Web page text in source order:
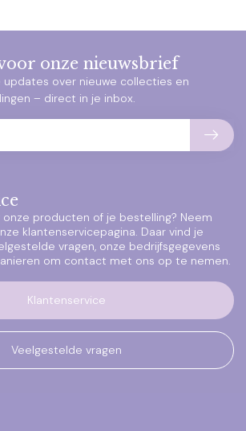
onze producten of je bestelling? Neem
klantenservicepagina. Daar vind je
vragen, onze bedrijfsgegevens
om contact met ons op te nemen.
Klantenservice
Veelgestelde vragen
onze nieuwsbrief
updates over nieuwe collecties en
– direct in je inbox.